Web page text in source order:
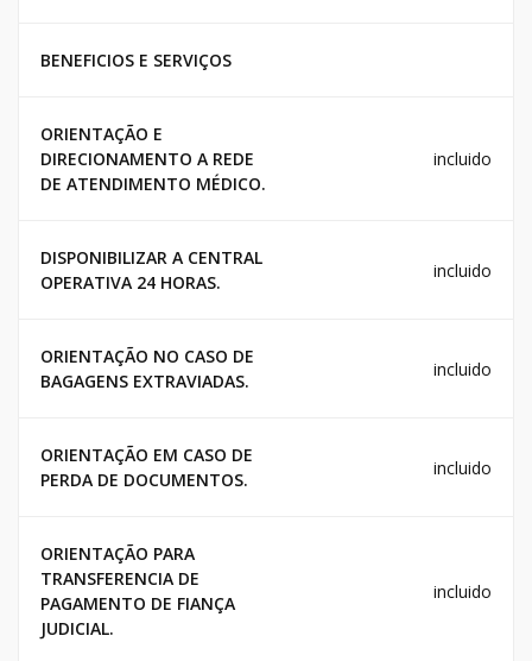
BENEFICIOS E SERVIÇOS
ORIENTAÇÃO E
DIRECIONAMENTO A REDE
DE ATENDIMENTO MÉDICO.
incluido
DISPONIBILIZAR A CENTRAL
OPERATIVA 24 HORAS.
incluido
ORIENTAÇÃO NO CASO DE
BAGAGENS EXTRAVIADAS.
incluido
ORIENTAÇÃO EM CASO DE
PERDA DE DOCUMENTOS.
incluido
ORIENTAÇÃO PARA
TRANSFERENCIA DE
PAGAMENTO DE FIANÇA
JUDICIAL.
incluido